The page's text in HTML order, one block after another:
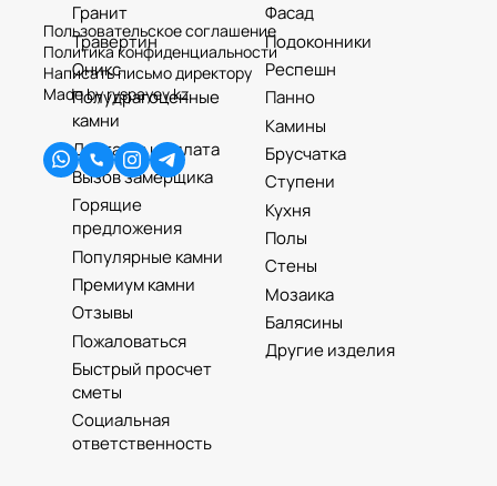
Гранит
Травертин
Оникс
Полудрагоценные
камни
Доставка и оплата
Вызов замерщика
Горящие
предложения
Популярные камни
Премиум камни
Отзывы
Пожаловаться
Быстрый просчет
сметы
Социальная
ответственность
Фасад
Подоконники
Респешн
Панно
Камины
Брусчатка
Ступени
Кухня
Полы
Стены
Мозаика
Балясины
Другие изделия
Пользовательское соглашение
Политика конфиденциальности
Написать письмо директору
Made by ryspayev.kz